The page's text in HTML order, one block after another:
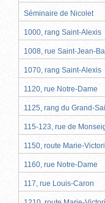
Séminaire de Nicolet
1000, rang Saint-Alexis
1008, rue Saint-Jean-
1070, rang Saint-Alexis
1120, rue Notre-Dame
1125, rang du Grand-
115-123, rue de
1150, route Marie-
1160, rue Notre-Dame
117, rue Louis-Caron